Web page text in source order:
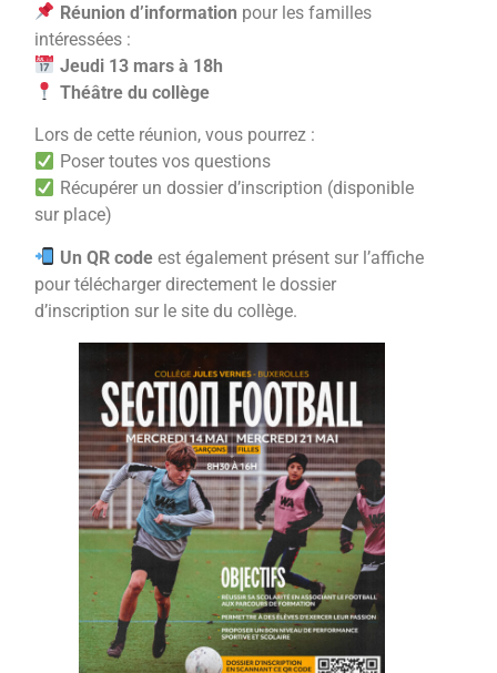
Réunion d’information pour les familles
intéressées :
Jeudi 13 mars à 18h
Théâtre du collège
Lors de cette réunion, vous pourrez :
Poser toutes vos questions
Récupérer un dossier d’inscription (disponible
sur place)
Un QR codeest également présent sur l’affiche
pour télécharger directement le dossier
d’inscription sur le site du collège.